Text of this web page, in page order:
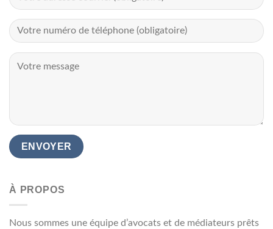
À PROPOS
Nous sommes une équipe d’avocats et de médiateurs prêts